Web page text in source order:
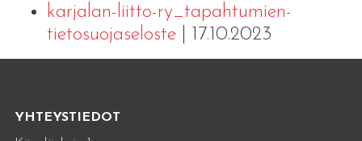
karjalan-liitto-ry_tapahtumien-
tietosuojaseloste| 17.10.2023
YHTEYSTIEDOT